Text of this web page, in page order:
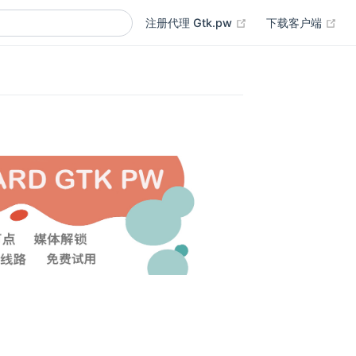
注册代理 Gtk.pw (opens new
下载客户端